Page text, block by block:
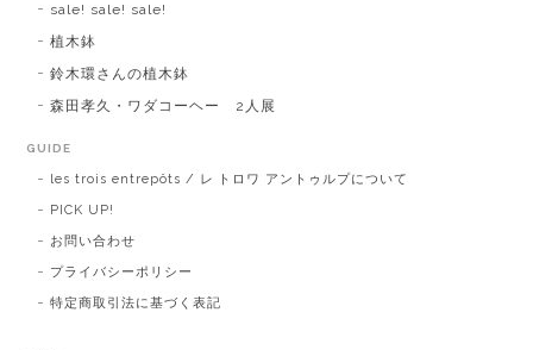
sale! sale! sale!
植木鉢
鈴木環さんの植木鉢
森田孝久・ワダコーヘー 2人展
GUIDE
les trois entrepôts / レ トロワ アントゥルプについて
PICK UP!
お問い合わせ
プライバシーポリシー
特定商取引法に基づく表記